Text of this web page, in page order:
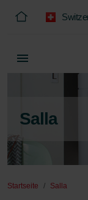
Salla
Startseite Salla